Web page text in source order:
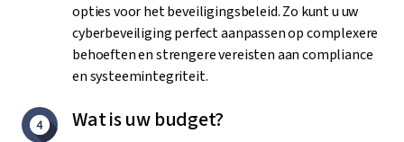
opties voor het beveiligingsbeleid. Zo kunt u uw
cyberbeveiliging perfect aanpassen op complexere
behoeften en strengere vereisten aan compliance
en systeemintegriteit.
Wat is uw budget?